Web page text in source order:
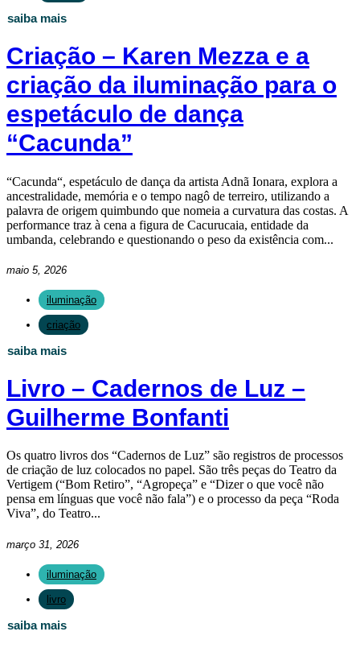
saiba mais
Criação – Karen Mezza e a
criação da iluminação para o
espetáculo de dança
“Cacunda”
“Cacunda“, espetáculo de dança da artista Adnã Ionara, explora a
ancestralidade, memória e o tempo nagô de terreiro, utilizando a
palavra de origem quimbundo que nomeia a curvatura das costas. A
performance traz à cena a figura de Cacurucaia, entidade da
umbanda, celebrando e questionando o peso da existência com...
maio 5, 2026
iluminação
criação
saiba mais
Livro – Cadernos de Luz –
Guilherme Bonfanti
Os quatro livros dos “Cadernos de Luz” são registros de processos
de criação de luz colocados no papel. São três peças do Teatro da
Vertigem (“Bom Retiro”, “Agropeça” e “Dizer o que você não
pensa em línguas que você não fala”) e o processo da peça “Roda
Viva”, do Teatro...
março 31, 2026
iluminação
livro
saiba mais